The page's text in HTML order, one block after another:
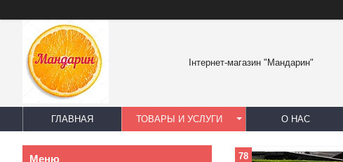
Інтернет-магазин "Мандарин"
ГЛАВНАЯ ТОВАРЫ И УСЛУГИ О НАС
78